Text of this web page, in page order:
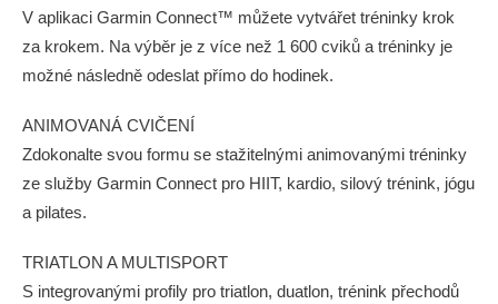
V aplikaci Garmin Connect™ můžete vytvářet tréninky krok
za krokem. Na výběr je z více než 1 600 cviků a tréninky je
možné následně odeslat přímo do hodinek.
ANIMOVANÁ CVIČENÍ
Zdokonalte svou formu se stažitelnými animovanými tréninky
ze služby Garmin Connect pro HIIT, kardio, silový trénink, jógu
a pilates.
TRIATLON A MULTISPORT
S integrovanými profily pro triatlon, duatlon, trénink přechodů